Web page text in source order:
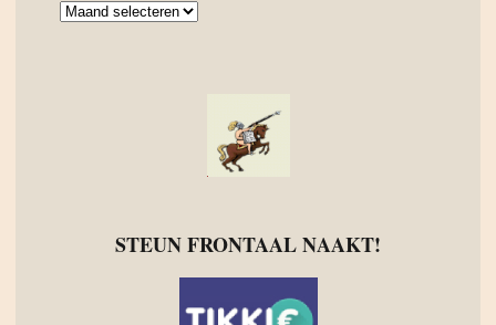
Archief
STEUN FRONTAAL NAAKT!